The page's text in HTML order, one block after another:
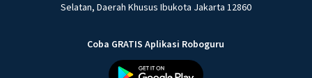
Selatan, Daerah Khusus Ibukota Jakarta 12860
Coba GRATIS Aplikasi Roboguru